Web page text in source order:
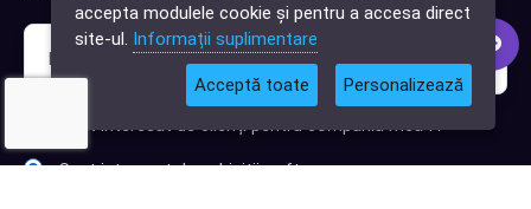
Sunt interesat de clienți pentru compania mea IT
Sunt interesat de achiziții software
accepta modulele cookie și pentru a accesa direct
site-ul. Informații suplimentare
Acceptă toate Personalizează